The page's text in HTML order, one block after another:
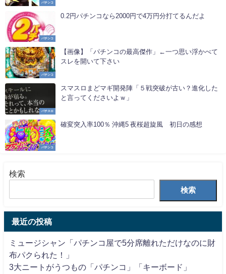
パチンコ
パチンコ
0.2円パチンコなら2000円で4万円分打てるんだよ
パチンコ
【画像】「パチンコの最高傑作」←一つ思い浮かべて
スレを開いて下さい
パチスロ
スマスロまどマギ開発陣「５戦突破が古い？進化した
と言ってくださいよｗ」
パチンコ
確変突入率100％ 沖縄5 夜桜超旋風 初日の感想
検索
検索
最近の投稿
ミュージシャン「パチンコ屋で5分席離れただけなのに財
布パクられた！」
3大ニートがうつもの「パチンコ」「キーボード」